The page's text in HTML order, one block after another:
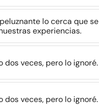
lo cerca que se
experiencias.
dos veces, pero lo ignoré.
dos veces, pero lo ignoré.